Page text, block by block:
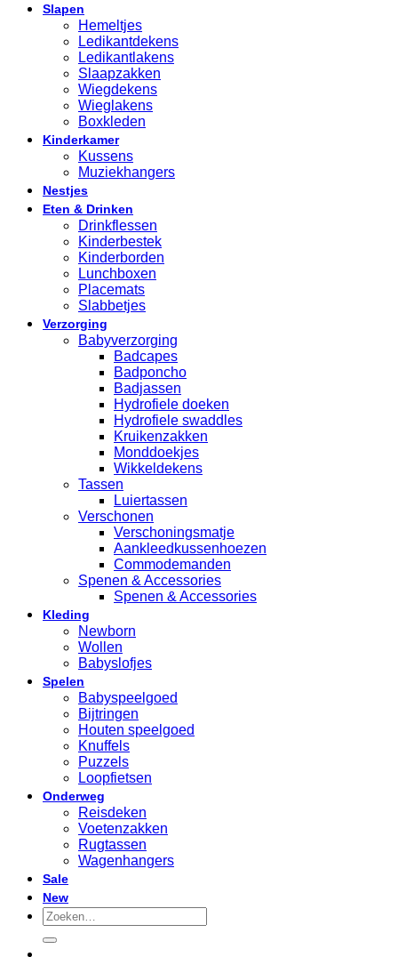
Slapen
Hemeltjes
Ledikantdekens
Ledikantlakens
Slaapzakken
Wiegdekens
Wieglakens
Boxkleden
Kinderkamer
Kussens
Muziekhangers
Nestjes
Eten & Drinken
Drinkflessen
Kinderbestek
Kinderborden
Lunchboxen
Placemats
Slabbetjes
Verzorging
Babyverzorging
Badcapes
Badponcho
Badjassen
Hydrofiele doeken
Hydrofiele swaddles
Kruikenzakken
Monddoekjes
Wikkeldekens
Tassen
Luiertassen
Verschonen
Verschoningsmatje
Aankleedkussenhoezen
Commodemanden
Spenen & Accessories
Spenen & Accessories
Kleding
Newborn
Wollen
Babyslofjes
Spelen
Babyspeelgoed
Bijtringen
Houten speelgoed
Knuffels
Puzzels
Loopfietsen
Onderweg
Reisdeken
Voetenzakken
Rugtassen
Wagenhangers
Sale
New
Zoeken